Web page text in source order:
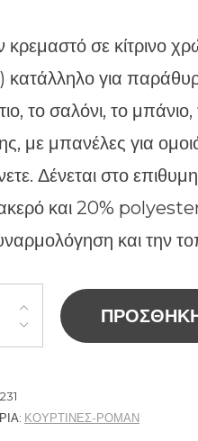
κρεμαστό σε κίτρινο
κατάλληλο για
το σαλόνι, το
με μπανέλες για
Δένεται στο
και 20% polyester.
και την
ΚΟΥΡΤΙΝΕΣ-ΡΟΜΑΝ